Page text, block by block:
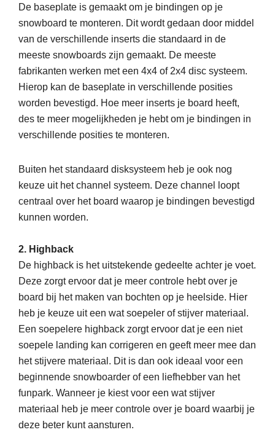
De baseplate is gemaakt om je bindingen op je
snowboard te monteren. Dit wordt gedaan door middel
van de verschillende inserts die standaard in de
meeste snowboards zijn gemaakt. De meeste
fabrikanten werken met een 4x4 of 2x4 disc systeem.
Hierop kan de baseplate in verschillende posities
worden bevestigd. Hoe meer inserts je board heeft,
des te meer mogelijkheden je hebt om je bindingen in
verschillende posities te monteren.
Buiten het standaard disksysteem heb je ook nog
keuze uit het channel systeem. Deze channel loopt
centraal over het board waarop je bindingen bevestigd
kunnen worden.
2. Highback
De highback is het uitstekende gedeelte achter je voet.
Deze zorgt ervoor dat je meer controle hebt over je
board bij het maken van bochten op je heelside. Hier
heb je keuze uit een wat soepeler of stijver materiaal.
Een soepelere highback zorgt ervoor dat je een niet
soepele landing kan corrigeren en geeft meer mee dan
het stijvere materiaal. Dit is dan ook ideaal voor een
beginnende snowboarder of een liefhebber van het
funpark. Wanneer je kiest voor een wat stijver
materiaal heb je meer controle over je board waarbij je
deze beter kunt aansturen.